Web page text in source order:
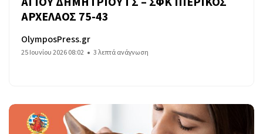
ΑΡΧΕΛΑΟΣ 75-43
OlymposPress.gr
25 Ιουνίου 2026 08:02 3 λεπτά ανάγνωση